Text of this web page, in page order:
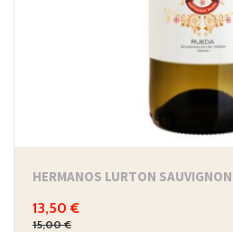
HERMANOS LURTON
13,50 €
15,00 €